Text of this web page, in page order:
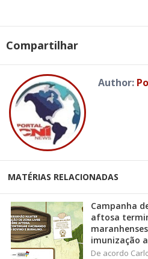
Compartilhar
Author:
MATÉRIAS RELACIONADAS
Campanha
aftosa
imunização
De acordo